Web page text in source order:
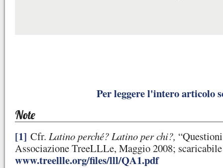
Per leggere l'intero articolo
Note
[1] Cfr. Latino perché? Latino per chi?,
Associazione TreeLLLe, Maggio 2008;
www.treellle.org/files/lll/QA1.pdf